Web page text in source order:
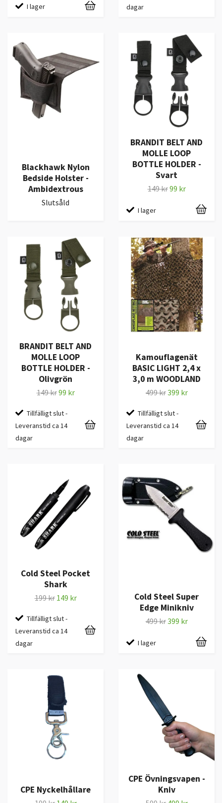
I lager
dagar
Blackhawk Nylon
Bedside Holster -
Ambidextrous
Slutsåld
BRANDIT BELT AND
MOLLE LOOP
BOTTLE HOLDER -
Svart
149 kr99 kr
I lager
BRANDIT BELT AND
MOLLE LOOP
BOTTLE HOLDER -
Olivgrön
149 kr99 kr
Tillfälligt slut -
Leveranstid ca 14
dagar
Kamouflagenät
BASIC LIGHT 2,4 x
3,0 m WOODLAND
499 kr399 kr
Tillfälligt slut -
Leveranstid ca 14
dagar
Cold Steel Pocket
Shark
199 kr 149 kr
Tillfälligt slut -
Leveranstid ca 14
dagar
Cold Steel Super
Edge Minikniv
499 kr399 kr
I lager
CPE Nyckelhållare
CPE Övningsvapen -
Kniv